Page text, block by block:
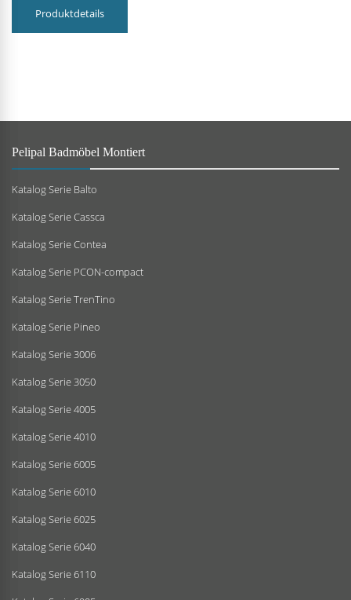
Produktdetails
Pelipal Badmöbel Montiert
Katalog Serie Balto
Katalog Serie Cassca
Katalog Serie Contea
Katalog Serie PCON-compact
Katalog Serie TrenTino
Katalog Serie Pineo
Katalog Serie 3006
Katalog Serie 3050
Katalog Serie 4005
Katalog Serie 4010
Katalog Serie 6005
Katalog Serie 6010
Katalog Serie 6025
Katalog Serie 6040
Katalog Serie 6110